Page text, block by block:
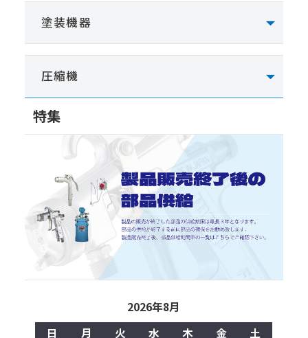
塗装機器
圧縮機
特集
2026年8月
日
月 火 水 木 金
土